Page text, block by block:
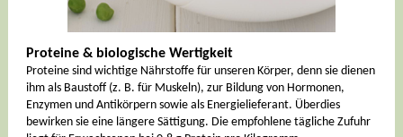
Proteine & biologische Wertigkeit
Proteine sind wichtige Nährstoffe für unseren Körper, denn sie dienen
ihm als Baustoff (z. B. für Muskeln), zur Bildung von Hormonen,
Enzymen und Antikörpern sowie als Energielieferant. Überdies
bewirken sie eine längere Sättigung. Die empfohlene tägliche Zufuhr